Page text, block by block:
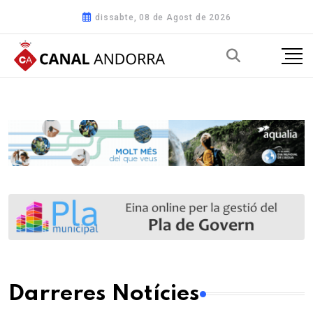
dissabte, 08 de Agost de 2026
Darreres Notícies